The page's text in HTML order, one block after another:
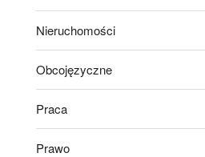
Nieruchomości
Obcojęzyczne
Praca
Prawo